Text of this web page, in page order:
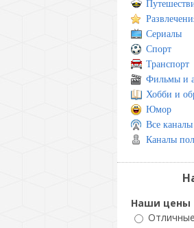
Сериалы
Спорт
Транспорт
Фильмы и
Хобби и
Юмор
Все каналы
Каналы
Наши цены
Отличные